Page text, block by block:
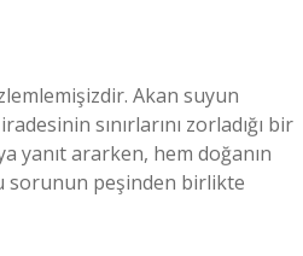
Akan suyun
sınırlarını zorladığı bir
yanıt ararken, hem doğanın
sorunun peşinden birlikte